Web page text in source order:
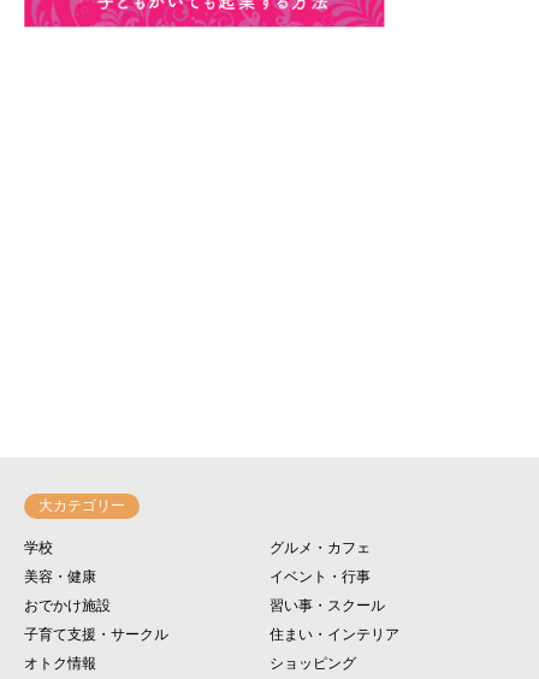
大カテゴリー
学校
グルメ・カフェ
美容・健康
イベント・行事
おでかけ施設
習い事・スクール
子育て支援・サークル
住まい・インテリア
オトク情報
ショッピング